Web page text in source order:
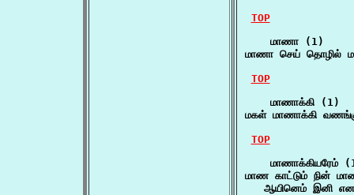
TOP
    மாணா (1)
மாணா செய் தொழில்
TOP
    மாணாக்கி (1)
மகள் மாணாக்கி
TOP
மாணாக்கியரேம்
மாண காட்டும் நின்
ஆயினெம் இனி என